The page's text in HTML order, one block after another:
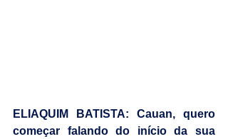
ELIAQUIM BATISTA: Cauan, quero
começar falando do início da sua